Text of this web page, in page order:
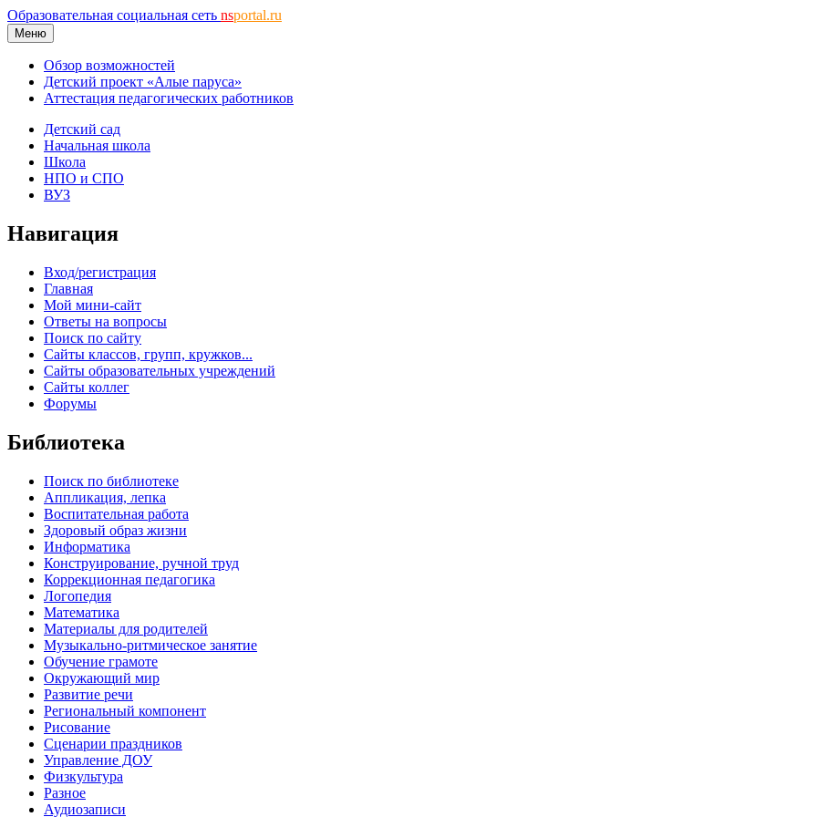
Образовательная социальная сеть nsportal.ru
Меню
Обзор возможностей
Детский проект «Алые паруса»
Аттестация педагогических работников
Детский сад
Начальная школа
Школа
НПО и СПО
ВУЗ
Навигация
Вход/регистрация
Главная
Мой мини-сайт
Ответы на вопросы
Поиск по сайту
Сайты классов, групп, кружков...
Сайты образовательных учреждений
Сайты коллег
Форумы
Библиотека
Поиск по библиотеке
Аппликация, лепка
Воспитательная работа
Здоровый образ жизни
Информатика
Конструирование, ручной труд
Коррекционная педагогика
Логопедия
Математика
Материалы для родителей
Музыкально-ритмическое занятие
Обучение грамоте
Окружающий мир
Развитие речи
Региональный компонент
Рисование
Сценарии праздников
Управление ДОУ
Физкультура
Разное
Аудиозаписи